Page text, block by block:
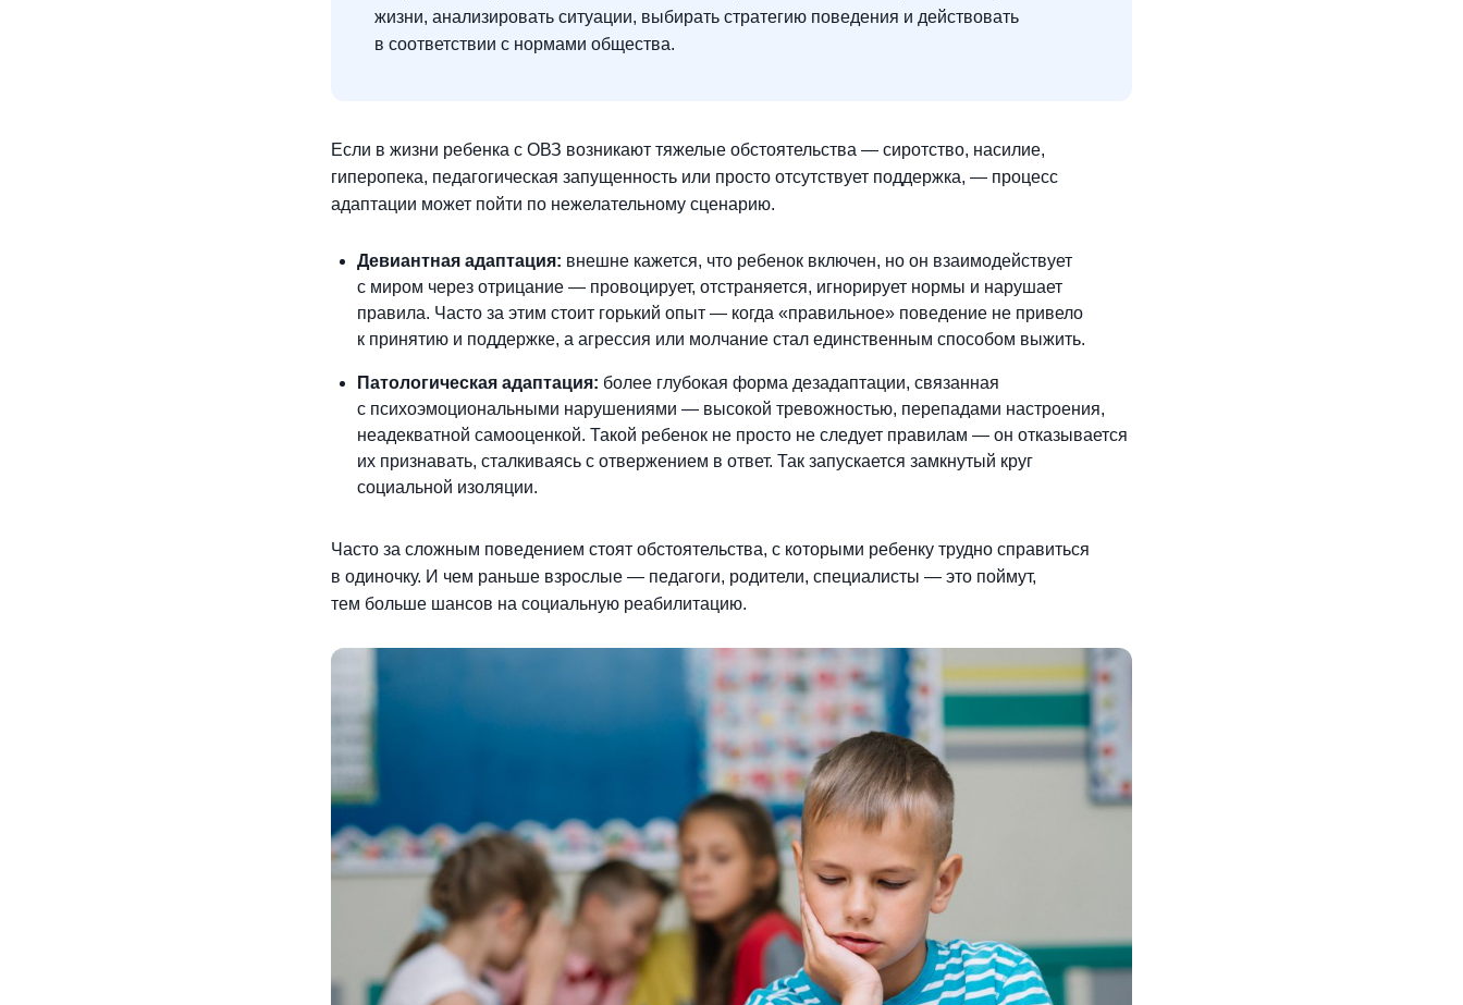
жизни, анализировать ситуации, выбирать стратегию поведения и действовать
в соответствии с нормами общества.
Если в жизни ребенка с ОВЗ возникают тяжелые обстоятельства — сиротство, насилие,
гиперопека, педагогическая запущенность или просто отсутствует поддержка, — процесс
адаптации может пойти по нежелательному сценарию.
Девиантная адаптация: внешне кажется, что ребенок включен, но он взаимодействует
с миром через отрицание — провоцирует, отстраняется, игнорирует нормы и нарушает
правила. Часто за этим стоит горький опыт — когда «правильное» поведение не привело
к принятию и поддержке, а агрессия или молчание стал единственным способом выжить.
Патологическая адаптация: более глубокая форма дезадаптации, связанная
с психоэмоциональными нарушениями — высокой тревожностью, перепадами настроения,
неадекватной самооценкой. Такой ребенок не просто не следует правилам — он отказывается
их признавать, сталкиваясь с отвержением в ответ. Так запускается замкнутый круг
социальной изоляции.
Часто за сложным поведением стоят обстоятельства, с которыми ребенку трудно справиться
в одиночку. И чем раньше взрослые — педагоги, родители, специалисты — это поймут,
тем больше шансов на социальную реабилитацию.